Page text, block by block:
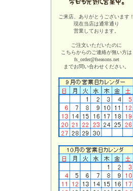
ご来店、ありがとうございます！
現在当店は通常通り
営業しております。
ご注文いただいたのに
こちらからのご連絡が無い方は
fs_order@fseasons.net
までお問い合わせください。